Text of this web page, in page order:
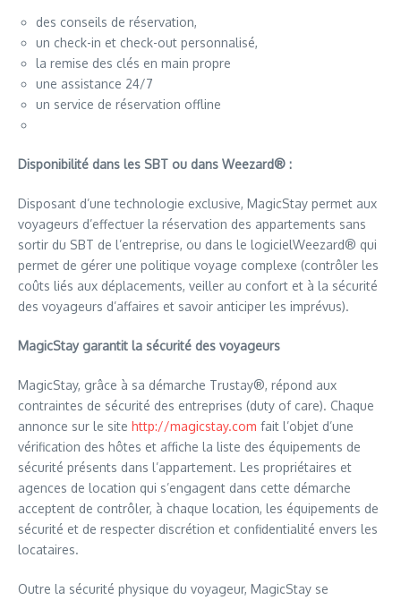
des conseils de réservation,
un check-in et check-out personnalisé,
la remise des clés en main propre
une assistance 24/7
un service de réservation offline
Disponibilité dans les SBT ou dans Weezard® :
Disposant d’une technologie exclusive, MagicStay permet aux
voyageurs d’effectuer la réservation des appartements sans
sortir du SBT de l’entreprise, ou dans le logicielWeezard® qui
permet de gérer une politique voyage complexe (contrôler les
coûts liés aux déplacements, veiller au confort et à la sécurité
des voyageurs d’affaires et savoir anticiper les imprévus).
MagicStay garantit la sécurité des voyageurs
MagicStay, grâce à sa démarche Trustay®, répond aux
contraintes de sécurité des entreprises (duty of care). Chaque
annonce sur le site http://magicstay.com fait l’objet d’une
vérification des hôtes et affiche la liste des équipements de
sécurité présents dans l’appartement. Les propriétaires et
agences de location qui s’engagent dans cette démarche
acceptent de contrôler, à chaque location, les équipements de
sécurité et de respecter discrétion et confidentialité envers les
locataires.
Outre la sécurité physique du voyageur, MagicStay se